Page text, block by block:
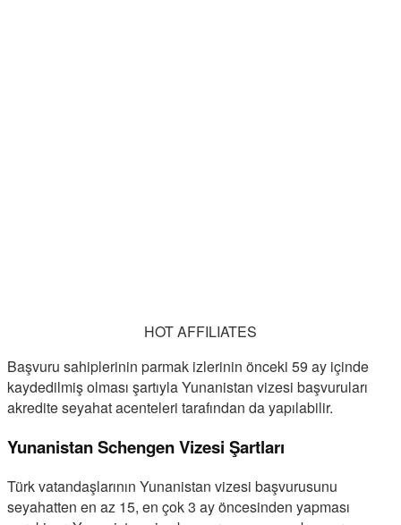
HOT AFFILIATES
Başvuru sahiplerinin parmak izlerinin önceki 59 ay içinde
kaydedilmiş olması şartıyla Yunanistan vizesi başvuruları
akredite seyahat acenteleri tarafından da yapılabilir.
Yunanistan Schengen Vizesi Şartları
Türk vatandaşlarının Yunanistan vizesi başvurusunu
seyahatten en az 15, en çok 3 ay öncesinden yapması